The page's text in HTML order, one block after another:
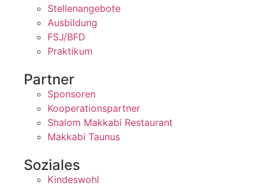
Stellenangebote
Ausbildung
FSJ/BFD
Praktikum
Partner
Sponsoren
Kooperationspartner
Shalom Makkabi Restaurant
Makkabi Taunus
Soziales
Kindeswohl